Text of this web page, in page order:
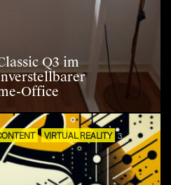
Q3 im
Office
VIRTUAL REALITY
3.